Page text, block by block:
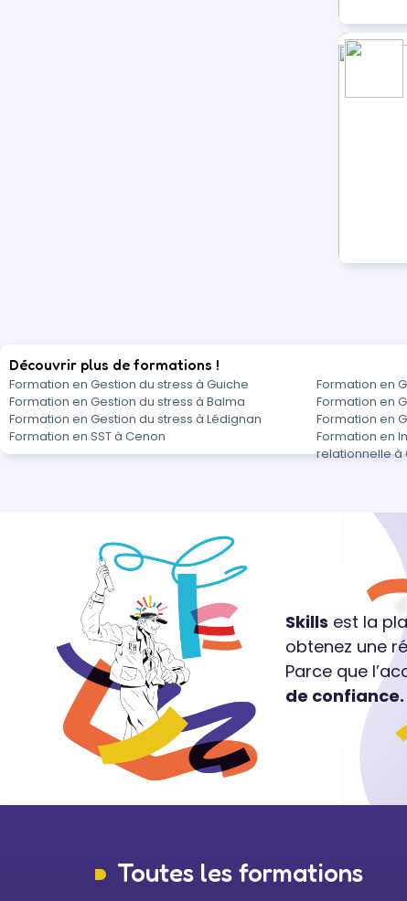
Découvrir plus de formations !
Formation en Gestion du stress à Guiche Formation en
Formation en Gestion du stress à Balma
Formation en
Formation en Gestion du stress à Lédignan Formation en
Formation en SST à Cenon
Formation en
relationnelle à
Skills est la
obtenez une
Parce que
de confiance.
Toutes les formations